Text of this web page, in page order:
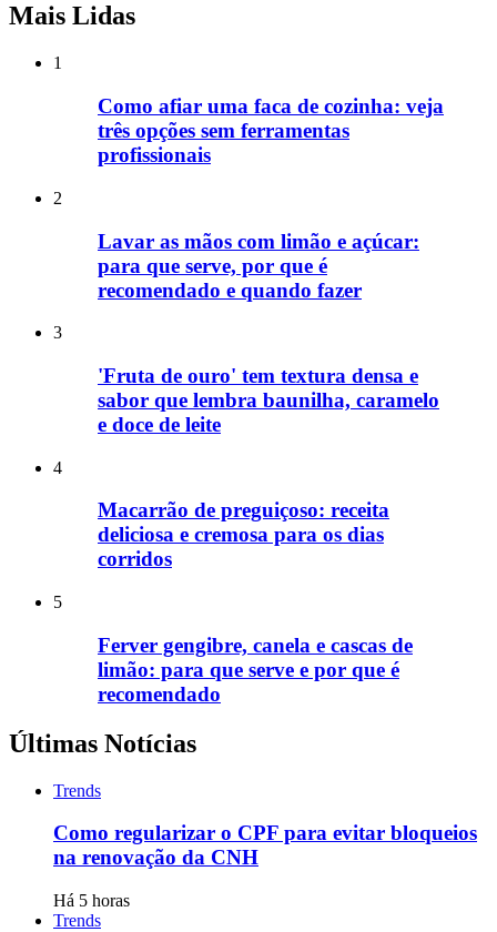
Mais Lidas
1
Como afiar uma faca de cozinha: veja
três opções sem ferramentas
profissionais
2
Lavar as mãos com limão e açúcar:
para que serve, por que é
recomendado e quando fazer
3
'Fruta de ouro' tem textura densa e
sabor que lembra baunilha, caramelo
e doce de leite
4
Macarrão de preguiçoso: receita
deliciosa e cremosa para os dias
corridos
5
Ferver gengibre, canela e cascas de
limão: para que serve e por que é
recomendado
Últimas Notícias
Trends
Como regularizar o CPF para evitar bloqueios
na renovação da CNH
Há 5 horas
Trends